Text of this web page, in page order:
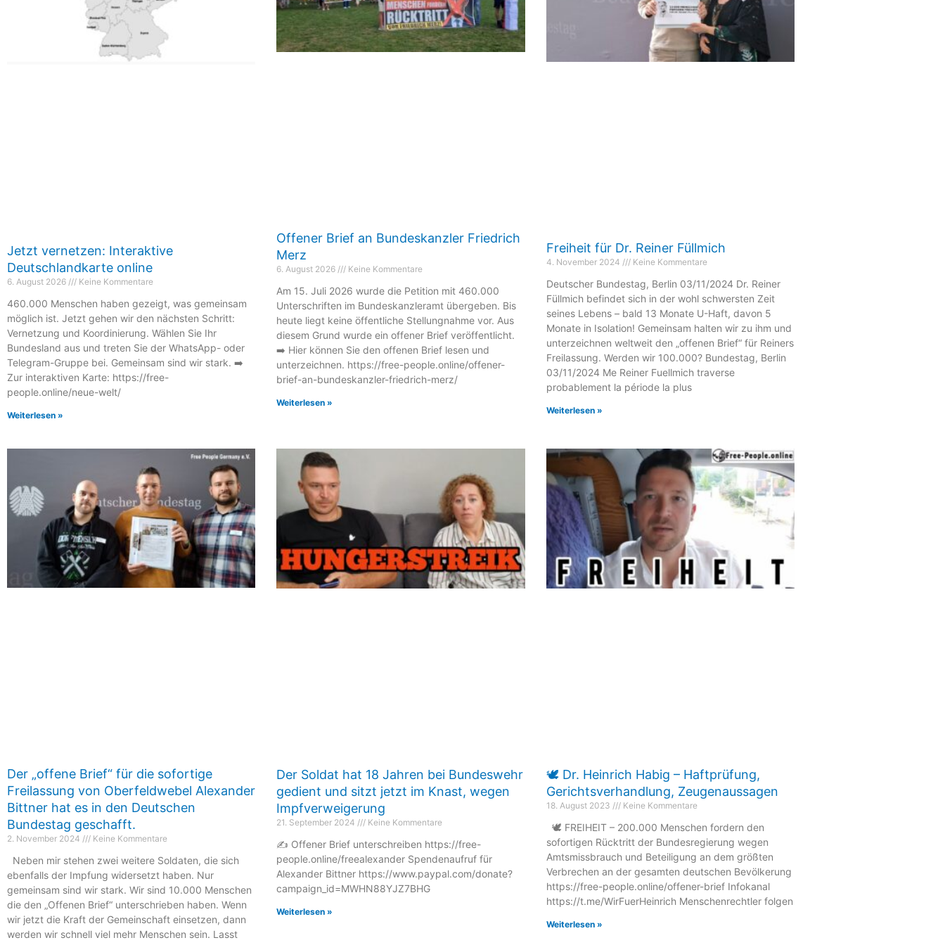
Jetzt vernetzen: Interaktive
Deutschlandkarte online
6. August 2026 Keine Kommentare
460.000 Menschen haben gezeigt, was gemeinsam
möglich ist. Jetzt gehen wir den nächsten Schritt:
Vernetzung und Koordinierung. Wählen Sie Ihr
Bundesland aus und treten Sie der WhatsApp- oder
Telegram-Gruppe bei. Gemeinsam sind wir stark. ➡️
Zur interaktiven Karte: https://free-
people.online/neue-welt/
Weiterlesen »
Offener Brief an Bundeskanzler Friedrich
Merz
6. August 2026 Keine Kommentare
Am 15. Juli 2026 wurde die Petition mit 460.000
Unterschriften im Bundeskanzleramt übergeben. Bis
heute liegt keine öffentliche Stellungnahme vor. Aus
diesem Grund wurde ein offener Brief veröffentlicht.
➡️ Hier können Sie den offenen Brief lesen und
unterzeichnen. https://free-people.online/offener-
brief-an-bundeskanzler-friedrich-merz/
Weiterlesen »
Freiheit für Dr. Reiner Füllmich
4. November 2024 Keine Kommentare
Deutscher Bundestag, Berlin 03/11/2024 Dr. Reiner
Füllmich befindet sich in der wohl schwersten Zeit
seines Lebens – bald 13 Monate U-Haft, davon 5
Monate in Isolation! Gemeinsam halten wir zu ihm und
unterzeichnen weltweit den „offenen Brief“ für Reiners
Freilassung. Werden wir 100.000? Bundestag, Berlin
03/11/2024 Me Reiner Fuellmich traverse
probablement la période la plus
Weiterlesen »
Der „offene Brief“ für die sofortige
Freilassung von Oberfeldwebel Alexander
Bittner hat es in den Deutschen
Bundestag geschafft.
2. November 2024 Keine Kommentare
Neben mir stehen zwei weitere Soldaten, die sich
ebenfalls der Impfung widersetzt haben. Nur
gemeinsam sind wir stark. Wir sind 10.000 Menschen
die den „Offenen Brief“ unterschrieben haben. Wenn
wir jetzt die Kraft der Gemeinschaft einsetzen, dann
werden wir schnell viel mehr Menschen sein. Lasst
Der Soldat hat 18 Jahren bei Bundeswehr
gedient und sitzt jetzt im Knast, wegen
Impfverweigerung
21. September 2024 Keine Kommentare
✍️ Offener Brief unterschreiben https://free-
people.online/freealexander Spendenaufruf für
Alexander Bittner https://www.paypal.com/donate?
campaign_id=MWHN88YJZ7BHG
Weiterlesen »
🕊 Dr. Heinrich Habig – Haftprüfung,
Gerichtsverhandlung, Zeugenaussagen
18. August 2023 Keine Kommentare
🕊 FREIHEIT – 200.000 Menschen fordern den
sofortigen Rücktritt der Bundesregierung wegen
Amtsmissbrauch und Beteiligung an dem größten
Verbrechen an der gesamten deutschen Bevölkerung
https://free-people.online/offener-brief Infokanal
https://t.me/WirFuerHeinrich Menschenrechtler folgen
Weiterlesen »